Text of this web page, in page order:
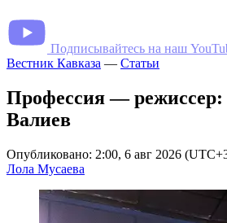
Подписывайтесь на наш
Вестник Кавказа — Статьи
Профессия —
Валиев
Опубликовано: 2:00, 6 авг 2026
Лола Мусаева